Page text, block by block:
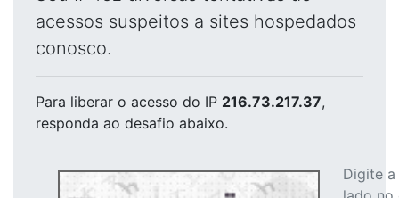
acessos suspeitos a sites hospedados
conosco.
Para liberar o acesso do IP 216.73.217.37,
responda ao desafio abaixo.
Digite